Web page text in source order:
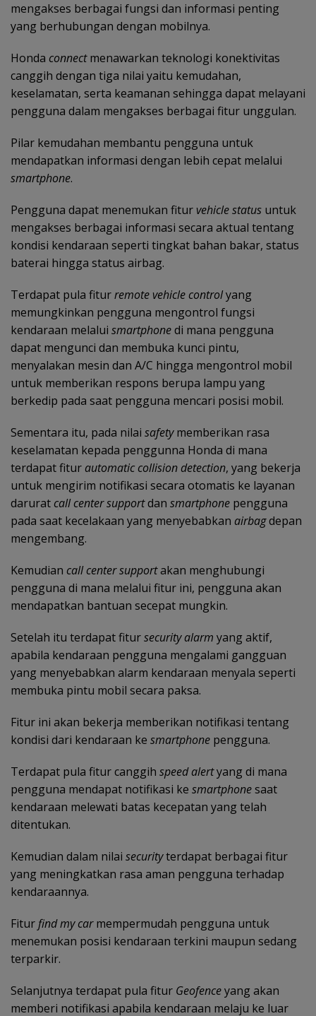
mengakses berbagai fungsi dan informasi penting
yang berhubungan dengan mobilnya.
Honda connectmenawarkan teknologi konektivitas
canggih dengan tiga nilai yaitu kemudahan,
keselamatan, serta keamanan sehingga dapat melayani
pengguna dalam mengakses berbagai fitur unggulan.
Pilar kemudahan membantu pengguna untuk
mendapatkan informasi dengan lebih cepat melalui
smartphone.
Pengguna dapat menemukan fitur vehicle status untuk
mengakses berbagai informasi secara aktual tentang
kondisi kendaraan seperti tingkat bahan bakar, status
baterai hingga status airbag.
Terdapat pula fiturremote vehicle controlyang
memungkinkan pengguna mengontrol fungsi
kendaraan melalui smartphonedi mana pengguna
dapat mengunci dan membuka kunci pintu,
menyalakan mesin dan A/C hingga mengontrol mobil
untuk memberikan respons berupa lampu yang
berkedip pada saat pengguna mencari posisi mobil.
Sementara itu, pada nilai safetymemberikan rasa
keselamatan kepada penggunna Honda di mana
terdapat fitur automatic collision detection, yang bekerja
untuk mengirim notifikasi secara otomatis ke layanan
darurat call center supportdan smartphone pengguna
pada saat kecelakaan yang menyebabkan airbagdepan
mengembang.
Kemudian call center supportakan menghubungi
pengguna di mana melalui fitur ini, pengguna akan
mendapatkan bantuan secepat mungkin.
Setelah itu terdapat fitursecurity alarm yang aktif,
apabila kendaraan pengguna mengalami gangguan
yang menyebabkan alarm kendaraan menyala seperti
membuka pintu mobil secara paksa.
Fitur ini akan bekerja memberikan notifikasi tentang
kondisi dari kendaraan ke smartphone pengguna.
Terdapat pula fitur canggih speed alertyang di mana
pengguna mendapat notifikasi ke smartphonesaat
kendaraan melewati batas kecepatan yang telah
ditentukan.
Kemudian dalam nilai securityterdapat berbagai fitur
yang meningkatkan rasa aman pengguna terhadap
kendaraannya.
Fiturfind my carmempermudah pengguna untuk
menemukan posisi kendaraan terkini maupun sedang
terparkir.
Selanjutnya terdapat pula fitur Geofenceyang akan
memberi notifikasi apabila kendaraan melaju ke luar